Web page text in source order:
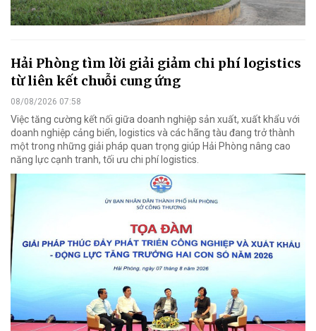
Hải Phòng tìm lời giải giảm chi phí logistics
từ liên kết chuỗi cung ứng
08/08/2026 07:58
Việc tăng cường kết nối giữa doanh nghiệp sản xuất, xuất khẩu với
doanh nghiệp cảng biển, logistics và các hãng tàu đang trở thành
một trong những giải pháp quan trọng giúp Hải Phòng nâng cao
năng lực cạnh tranh, tối ưu chi phí logistics.